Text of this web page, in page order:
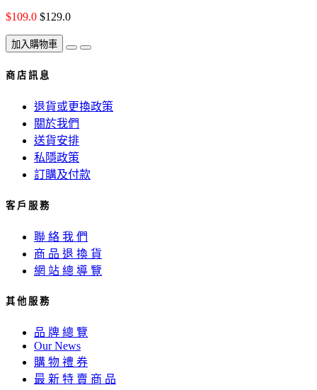
$109.0 $129.0
加入購物車
商 店 訊 息
退貨或更換政策
關於我們
送貨安排
私隱政策
訂購及付款
客 戶 服 務
聯 絡 我 們
商 品 退 換 貨
網 站 總 導 覽
其 他 服 務
品 牌 總 覽
Our News
購 物 禮 券
最 新 特 賣 商 品